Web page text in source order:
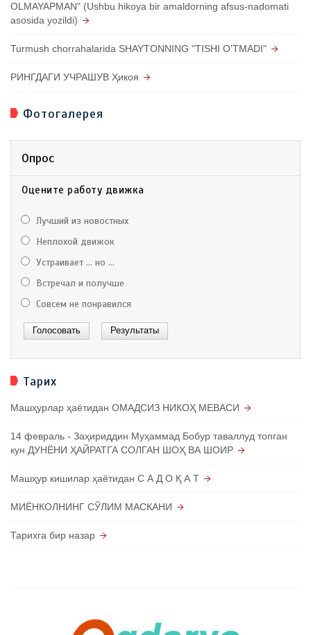
OLMAYAPMAN" (Ushbu hikoya bir amaldorning afsus-nadomati
asosida yozildi)
Turmush chorrahalarida SHAYTONNING "TISHI O'TMADI"
РИНГДАГИ УЧРАШУВ Ҳикоя
Фотогалерея
Опрос
Оцените работу движка
Лучший из новостных
Неплохой движок
Устраивает ... но ...
Встречал и получше
Совсем не понравился
Тарих
Машҳурлар ҳаётидан ОМАДСИЗ НИКОҲ МЕВАСИ
14 февраль - Заҳириддин Муҳаммад Бобур таваллуд топган
кун ДУНЁНИ ҲАЙРАТГА СОЛГАН ШОҲ ВА ШОИР
Машҳур кишилар ҳаётидан С А Д О Қ А Т
МИЁНКОЛНИНГ СЎЛИМ МАСКАНИ
Тарихга бир назар